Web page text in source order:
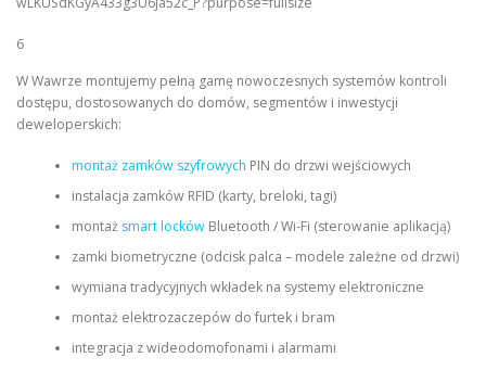
6
W Wawrze montujemy pełną gamę nowoczesnych systemów kontroli
dostępu, dostosowanych do domów, segmentów i inwestycji
deweloperskich:
montaż zamków szyfrowych PIN do drzwi wejściowych
instalacja zamków RFID (karty, breloki, tagi)
montaż smart lockówBluetooth / Wi-Fi (sterowanie aplikacją)
zamki biometryczne (odcisk palca – modele zależne od drzwi)
wymiana tradycyjnych wkładek na systemy elektroniczne
montaż elektrozaczepów do furtek i bram
integracja z wideodomofonami i alarmami